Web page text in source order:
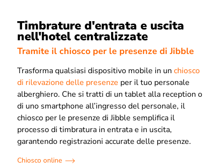
Timbrature d'entrata e uscita
nell'hotel centralizzate
Tramite il chiosco per le presenze di Jibble
Trasforma qualsiasi dispositivo mobile in un chiosco
di rilevazione delle presenze per il tuo personale
alberghiero. Che si tratti di un tablet alla reception o
di uno smartphone all’ingresso del personale, il
chiosco per le presenze di Jibble semplifica il
processo di timbratura in entrata e in uscita,
garantendo registrazioni accurate delle presenze.
Chiosco online